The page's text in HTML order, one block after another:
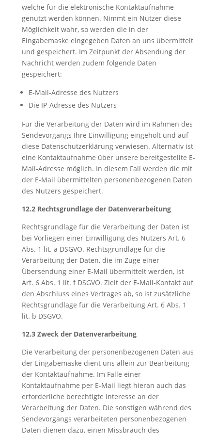
welche für die elektronische Kontaktaufnahme
genutzt werden können. Nimmt ein Nutzer diese
Möglichkeit wahr, so werden die in der
Eingabemaske eingegeben Daten an uns übermittelt
und gespeichert. Im Zeitpunkt der Absendung der
Nachricht werden zudem folgende Daten
gespeichert:
E-Mail-Adresse des Nutzers
Die IP-Adresse des Nutzers
Für die Verarbeitung der Daten wird im Rahmen des
Sendevorgangs Ihre Einwilligung eingeholt und auf
diese Datenschutzerklärung verwiesen. Alternativ ist
eine Kontaktaufnahme über unsere bereitgestellte E-
Mail-Adresse möglich. In diesem Fall werden die mit
der E-Mail übermittelten personenbezogenen Daten
des Nutzers gespeichert.
12.2 Rechtsgrundlage der Datenverarbeitung
Rechtsgrundlage für die Verarbeitung der Daten ist
bei Vorliegen einer Einwilligung des Nutzers Art. 6
Abs. 1 lit. a DSGVO. Rechtsgrundlage für die
Verarbeitung der Daten, die im Zuge einer
Übersendung einer E-Mail übermittelt werden, ist
Art. 6 Abs. 1 lit. f DSGVO. Zielt der E-Mail-Kontakt auf
den Abschluss eines Vertrages ab, so ist zusätzliche
Rechtsgrundlage für die Verarbeitung Art. 6 Abs. 1
lit. b DSGVO.
12.3 Zweck der Datenverarbeitung
Die Verarbeitung der personenbezogenen Daten aus
der Eingabemaske dient uns allein zur Bearbeitung
der Kontaktaufnahme. Im Falle einer
Kontaktaufnahme per E-Mail liegt hieran auch das
erforderliche berechtigte Interesse an der
Verarbeitung der Daten. Die sonstigen während des
Sendevorgangs verarbeiteten personenbezogenen
Daten dienen dazu, einen Missbrauch des